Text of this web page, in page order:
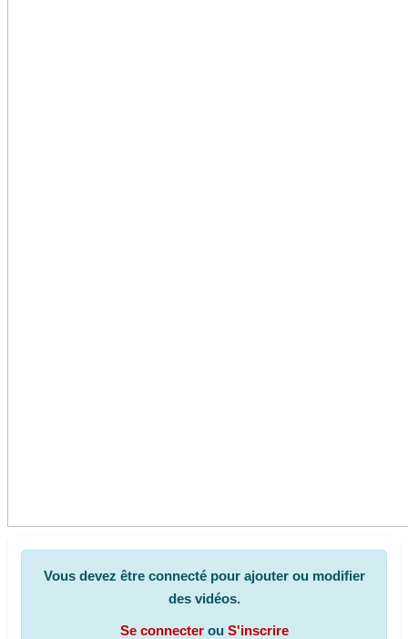
Vous devez être connecté pour ajouter ou modifier
des vidéos.
Se connecterou S'inscrire